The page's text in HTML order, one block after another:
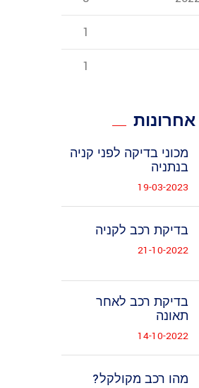
1
1
מכוני בדיקה לפני קניה
בנתניה
19-03-2023
בדיקת רכב לקניה
21-10-2022
בדיקת רכב לאחר
תאונה
14-10-2022
מהו רכב מקולקל?